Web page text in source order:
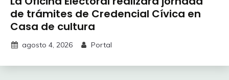
de trámites de Credencial Cívica en
Casa de cultura
agosto 4, 2026 Portal